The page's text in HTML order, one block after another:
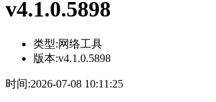
v4.1.0.5898
类型:网络工具
版本:v4.1.0.5898
时间:2026-07-08 10:11:25